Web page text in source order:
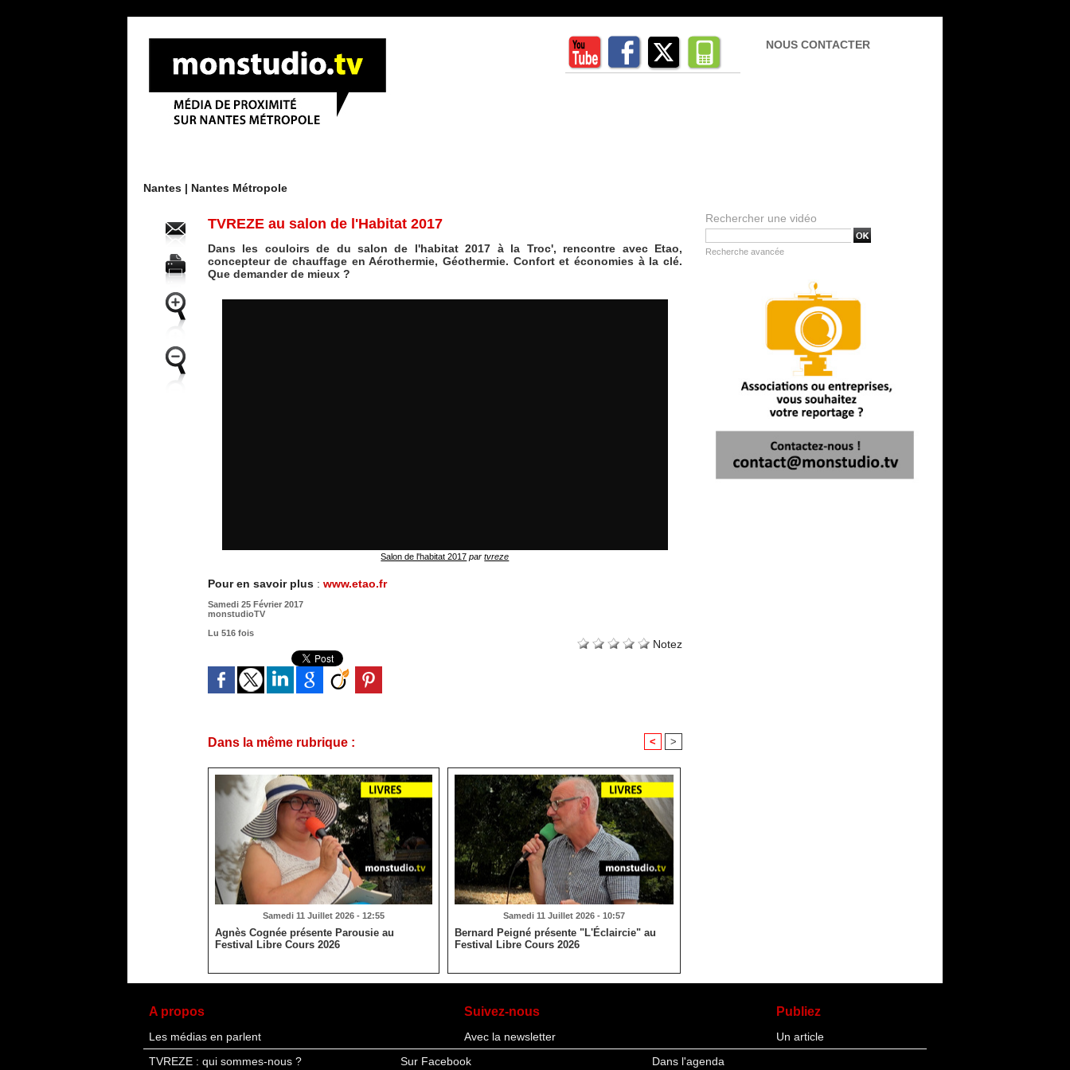
NOUS CONTACTER
Nantes | Nantes Métropole
TVREZE au salon de l'Habitat 2017
Dans les couloirs de du salon de l'habitat 2017 à la Troc', rencontre avec Etao,
concepteur de chauffage en Aérothermie, Géothermie. Confort et économies à la clé.
Que demander de mieux ?
Salon de l'habitat 2017 partvreze
Pour en savoir plus : www.etao.fr
Samedi 25 Février 2017
monstudioTV
Lu 516 fois
Notez
Dans la même rubrique : < >
Samedi 11 Juillet 2026 - 12:55
Agnès Cognée présente Parousie au
Festival Libre Cours 2026
Samedi 11 Juillet 2026 - 10:57
Bernard Peigné présente "L'Éclaircie" au
Festival Libre Cours 2026
Rechercher une vidéo
Recherche avancée
A propos
Les médias en parlent
Suivez-nous
Avec la newsletter
Publiez
Un article
TVREZE : qui sommes-nous ?
Sur Facebook Dans l'agenda